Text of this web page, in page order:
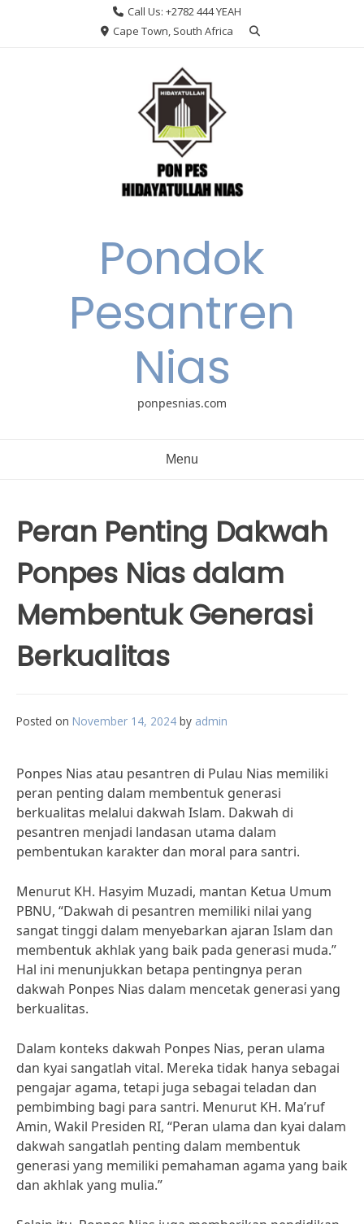
Call Us: +2782 444 YEAH
Cape Town, South Africa
Pondok
Pesantren
Nias
ponpesnias.com
Menu
Peran Penting Dakwah
Ponpes Nias dalam
Membentuk Generasi
Berkualitas
Posted on November 14, 2024 by admin
Ponpes Nias atau pesantren di Pulau Nias memiliki
peran penting dalam membentuk generasi
berkualitas melalui dakwah Islam. Dakwah di
pesantren menjadi landasan utama dalam
pembentukan karakter dan moral para santri.
Menurut KH. Hasyim Muzadi, mantan Ketua Umum
PBNU, “Dakwah di pesantren memiliki nilai yang
sangat tinggi dalam menyebarkan ajaran Islam dan
membentuk akhlak yang baik pada generasi muda.”
Hal ini menunjukkan betapa pentingnya peran
dakwah Ponpes Nias dalam mencetak generasi yang
berkualitas.
Dalam konteks dakwah Ponpes Nias, peran ulama
dan kyai sangatlah vital. Mereka tidak hanya sebagai
pengajar agama, tetapi juga sebagai teladan dan
pembimbing bagi para santri. Menurut KH. Ma’ruf
Amin, Wakil Presiden RI, “Peran ulama dan kyai dalam
dakwah sangatlah penting dalam membentuk
generasi yang memiliki pemahaman agama yang baik
dan akhlak yang mulia.”